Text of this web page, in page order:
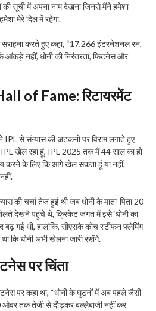
की सूची में अपना नाम देखना जिनसे मैंने हमेशा
मेरे दिल में रहेगा.
करते हुए कहा, “17,266 इंटरनेशनल रन,
आंकड़े नहीं, धोनी की निरंतरता, फिटनेस और
of Fame:रिटायरमेंट
IPL से संन्यास की अटकनो पर विराम लगाते हुए
IPL खेल रहा हूं, IPL 2025 तक मैं 44 साल का हो
करने के लिए कि आगे खेल सकता हूं या नहीं,
की चर्चा तेज हुई थी जब धोनी के माता-पिता 20
देखने पहुंचे थे, क्रिकेट जगत में इसे ‘धोनी का
बढ़ गई थी, हालांकि, सीएसके कोच स्टीफन फ्लेमिंग
कि धोनी अभी खेलना जारी रखेंगे.
पर चिंता
पर कहा था, “धोनी के घुटनों में अब पहले जैसी
ओवर तक तेजी से दौड़कर बल्लेबाजी नहीं कर